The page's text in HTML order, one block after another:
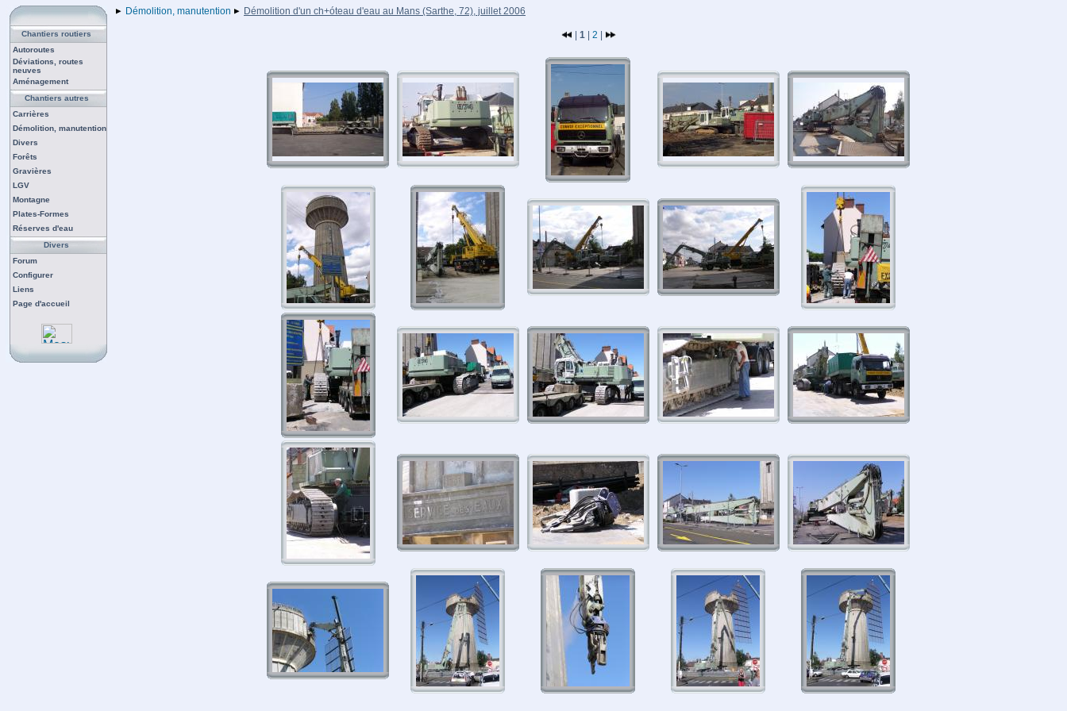
Chantiers routiers
Autoroutes
Déviations, routes
neuves
Aménagement
Chantiers autres
Carrières
Démolition, manutention
Divers
Forêts
Gravières
LGV
Montagne
Plates-Formes
Réserves d'eau
Divers
Forum
Configurer
Liens
Page d'accueil
Démolition, manutention Démolition d'un ch+óteau d'eau au Mans (Sarthe, 72), juillet 2006
| 1| 2